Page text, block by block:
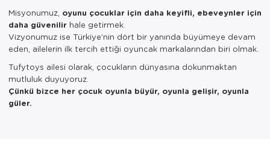
Misyonumuz, oyunu çocuklar için daha keyifli, ebeveynler için
daha güvenilir hale getirmek.
Vizyonumuz ise Türkiye’nin dört bir yanında büyümeye devam
eden, ailelerin ilk tercih ettiği oyuncak markalarından biri olmak.
Tufytoys ailesi olarak, çocukların dünyasına dokunmaktan
mutluluk duyuyoruz.
Çünkü bizce her çocuk oyunla büyür, oyunla gelişir, oyunla
güler.